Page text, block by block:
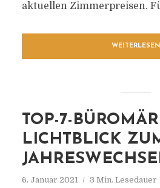
aktuellen Zimmerpreisen.
WEITERLESEN
TOP-7-
LICHTBLICK
6. Januar 2021 3 Min. Lesedauer